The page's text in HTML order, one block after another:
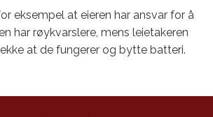
eksempel at eieren har ansvar for å
har røykvarslere, mens leietakeren
at de fungerer og bytte batteri.